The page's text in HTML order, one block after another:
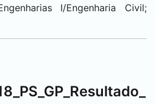
I/Engenharia Civil;